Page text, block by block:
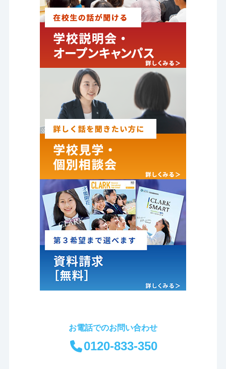
お電話でのお問い合わせ
0120-833-350